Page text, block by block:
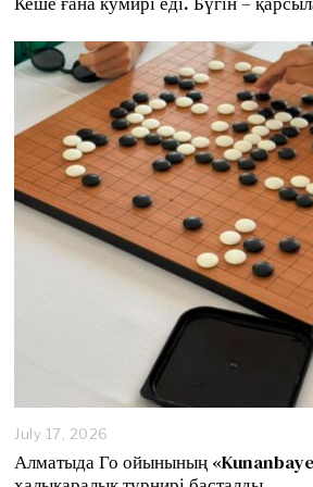
l
1
7
2
0
2
6
July 17, 2026
u
l
Алматыда Го ойынының